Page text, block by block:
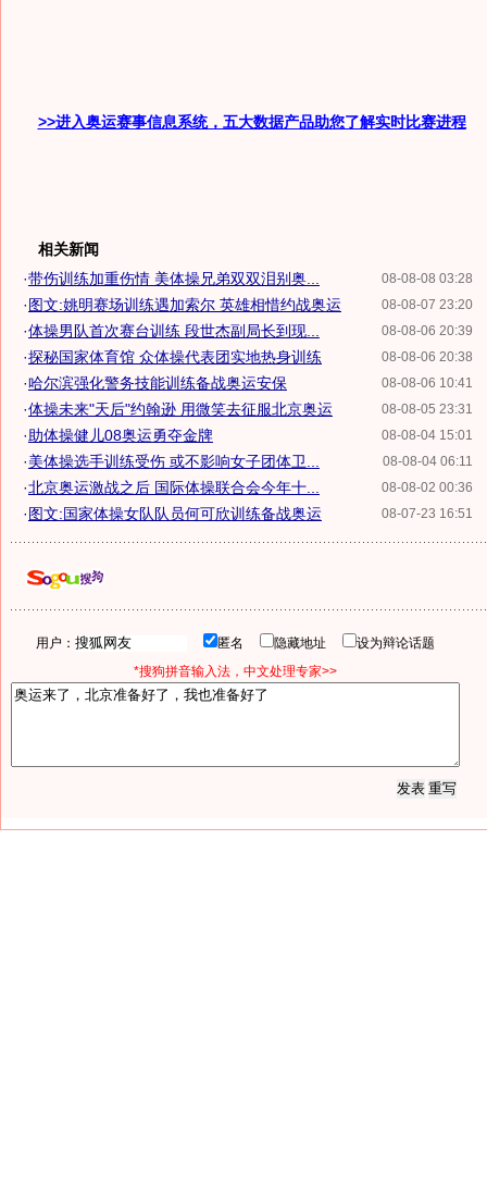
>>进入奥运赛事信息系统，五大数据产品助您了解实时比赛进程
相关新闻
08-08-08 03:28
·带伤训练加重伤情 美体操兄弟双双泪别奥...
08-08-07 23:20
·图文:姚明赛场训练遇加索尔 英雄相惜约战奥运
08-08-06 20:39
·体操男队首次赛台训练 段世杰副局长到现...
08-08-06 20:38
·探秘国家体育馆 众体操代表团实地热身训练
08-08-06 10:41
·哈尔滨强化警务技能训练备战奥运安保
08-08-05 23:31
·体操未来"天后"约翰逊 用微笑去征服北京奥运
08-08-04 15:01
·助体操健儿08奥运勇夺金牌
08-08-04 06:11
·美体操选手训练受伤 或不影响女子团体卫...
08-08-02 00:36
·北京奥运激战之后 国际体操联合会今年十...
08-07-23 16:51
·图文:国家体操女队队员何可欣训练备战奥运
用户： 匿名 隐藏地址
设为辩论话题
*搜狗拼音输入法，中文处理专家>>